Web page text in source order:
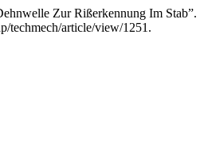
Zur Rißerkennung Im Stab”.
techmech/article/view/1251.